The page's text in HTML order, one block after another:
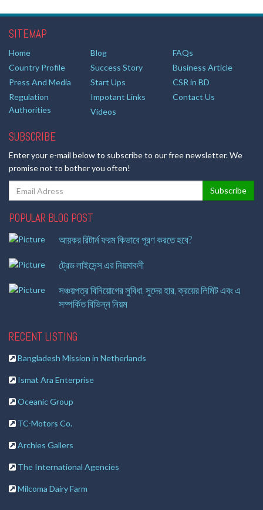
SITEMAP
Home Blog
FAQs
Country Profile
Success Story
Business Article
Press And Media
Start Ups
CSR in BD
Regulation
Authorities
Impotant Links
Contact Us
Videos
SUBSCRIBE
Enter your e-mail below to subscribe to our free newsletter. We
promise not to bother you often!
POPULAR BLOG POST
আয়কর রিটার্ন ফরম কিভাবে পূরণ করতে হবে?
ট্রেড লাইসেন্স এর নিয়মাবলী
সঞ্চয়পত্র বিনিয়োগের সুবিধা, সুদের হার, ক্রয়ের লিমিট এবং এ
সম্পর্কিত বিভিন্ন নিয়ম
RECENT LISTING
Bangladesh Mission in Netherlands
Ismat Ara Enterprise
Oceanic Group
TC-Motors Co.
Archies Gallers
The International Agencies
Milcoma Dairy Farm